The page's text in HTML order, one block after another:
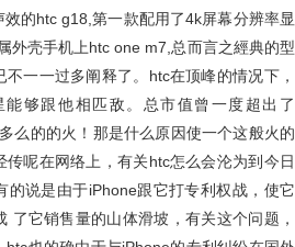
的htc g18,第一款配用了4k屏幕分辨率显
外壳手机上htc one m7,总而言之經典的型
一一过多阐释了。htc在顶峰的情况下，
能够跟他相匹敌。总市值曾一度超出了
么的的火！那是什么原因使一个这般火的
呢在网络上，有关htc怎么会沦为到今日
的说是由于iPhone跟它打专利权战，使它
了它销售量的山体滑坡，有关这个问题，